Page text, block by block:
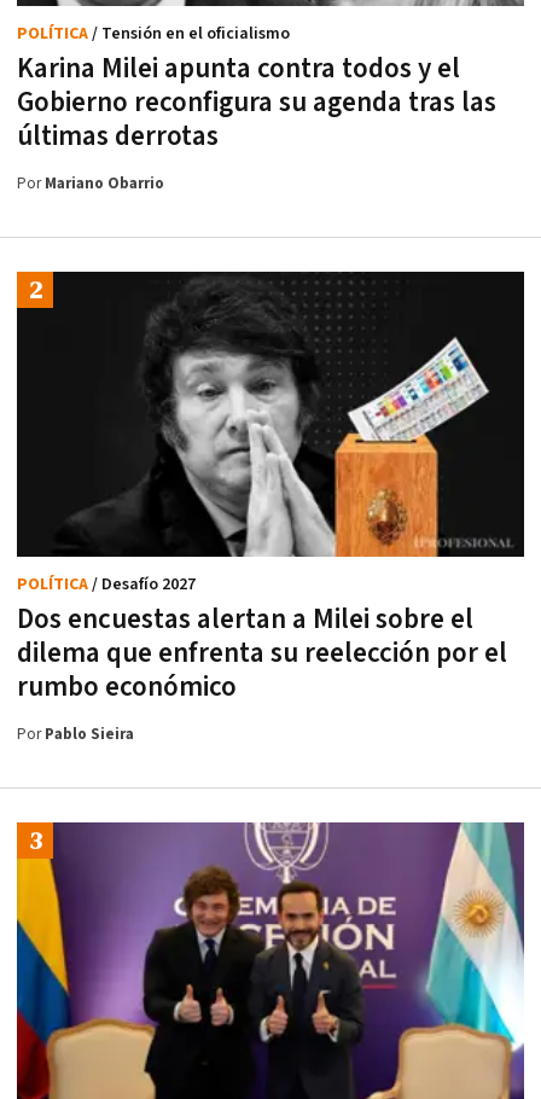
Karina Milei apunta contra todos y el
Gobierno reconfigura su agenda tras las
últimas derrotas
POLÍTICA/ Tensión en el oficialismo
PorMariano Obarrio
Dos encuestas alertan a Milei sobre el
dilema que enfrenta su reelección por el
rumbo económico
POLÍTICA/ Desafío 2027
PorPablo Sieira